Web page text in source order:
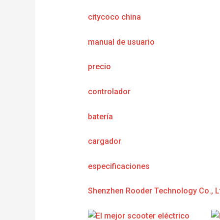
citycoco china
manual de usuario
precio
controlador
batería
cargador
especificaciones
Shenzhen Rooder Technology Co.,